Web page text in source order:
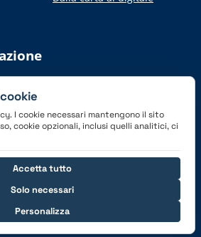
I cookie necessari mantengono il sito
cookie opzionali, inclusi quelli analitici, ci
Solo necessari
Personalizza
Accetta tutto